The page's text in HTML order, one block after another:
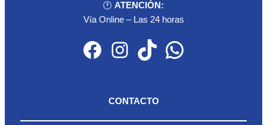
🕐 ATENCIÓN:
Vía Online – Las 24 horas
Facebook Instagram TikTok WhatsApp
CONTACTO